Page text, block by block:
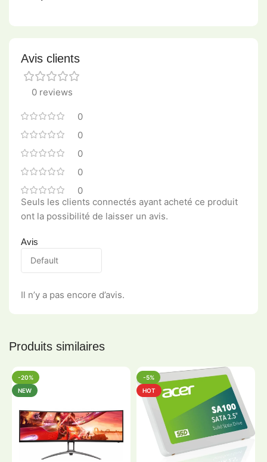
Avis clients
0 reviews
0
0
0
0
0
Avis
Il n’y a pas encore d’avis.
Seuls les clients connectés ayant acheté ce produit
ont la possibilité de laisser un avis.
Produits similaires
-20%
NEW
-5%
HOT